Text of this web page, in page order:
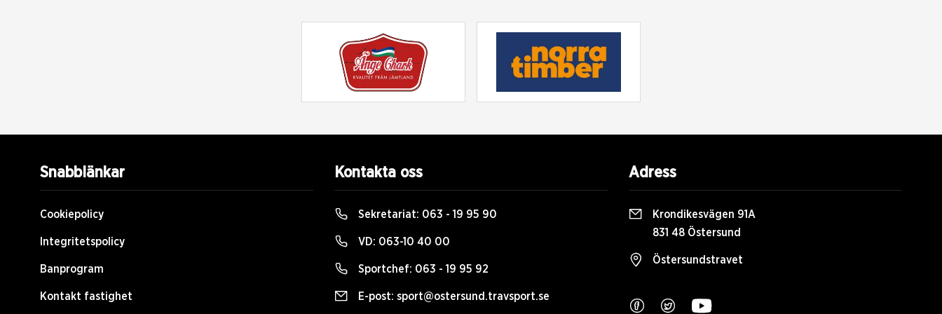
Snabblänkar
Cookiepolicy
Integritetspolicy
Banprogram
Kontakt fastighet
Kontakta oss
Sekretariat: 063 - 19 95 90
VD: 063-10 40 00
Sportchef: 063 - 19 95 92
E-post: sport@ostersund.travsport.se
Adress
Krondikesvägen 91A
831 48 Östersund
Östersundstravet